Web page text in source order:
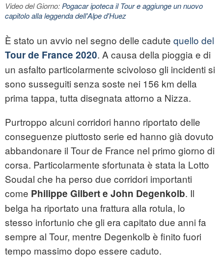
Video del Giorno:Pogacar ipoteca il Tour e aggiunge un nuovo
capitolo alla leggenda dell'Alpe d'Huez
È stato un avvio nel segno delle cadute quello del
Tour de France 2020. A causa della pioggia e di
un asfalto particolarmente scivoloso gli incidenti si
sono susseguiti senza soste nei 156 km della
prima tappa, tutta disegnata attorno a Nizza.
Purtroppo alcuni corridori hanno riportato delle
conseguenze piuttosto serie ed hanno già dovuto
abbandonare il Tour de France nel primo giorno di
corsa. Particolarmente sfortunata è stata la Lotto
Soudal che ha perso due corridori importanti
come Philippe Gilbert e John Degenkolb. Il
belga ha riportato una frattura alla rotula, lo
stesso infortunio che gli era capitato due anni fa
sempre al Tour, mentre Degenkolb è finito fuori
tempo massimo dopo essere caduto.